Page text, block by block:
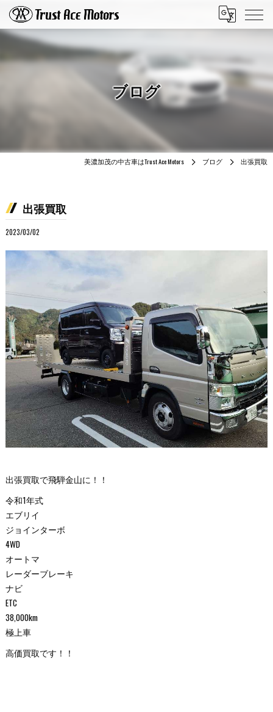
ブログ
美濃加茂の中古車はTrust Ace Motors ブログ 出張買取
出張買取
2023/03/02
出張買取で飛騨金山に！！
令和1年式
エブリイ
ジョインターボ
4WD
オートマ
レーダーブレーキ
ナビ
ETC
38,000km
極上車
高価買取です！！